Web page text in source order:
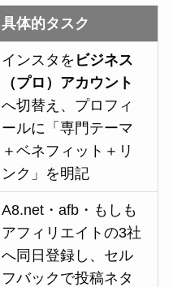
具体的タスク
インスタを ビジネス
（プロ）アカウント
へ切替え、プロフィ
ールに「専門テーマ
＋ベネフィット＋リ
ンク」を明記
A8.net・afb・もしも
アフィリエイトの3社
へ同日登録し、セル
フバックで投稿ネタ